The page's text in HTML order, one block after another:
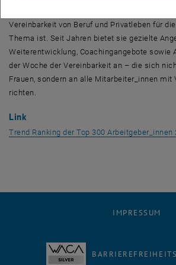
Vereinbarkeit von Beruf und Privatleben für
Thema ist. Seit Jahren bietet sie gezielte
Weiterentwicklung, Coachingangebote sowie
der Woche der Vereinbarkeit an – die sich
Frauen, sondern an alle Mitarbeiter_innen mit
richten.
Link
Trend Ranking der Top 300 Arbeitgeber_innen
IMPRESSUM